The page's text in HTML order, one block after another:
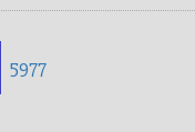
5977